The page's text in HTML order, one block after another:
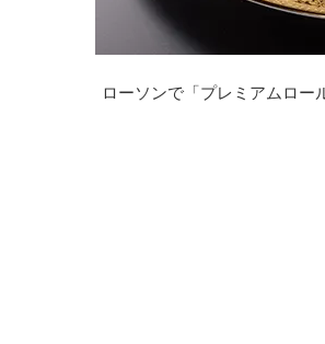
ローソンで「プレミアムロー